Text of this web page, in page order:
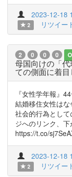
2023-12-18
2
リツイー
2 0 0 0
母国向けの「
ての側面に着目
『女性学年報』
結婚移住女性は
社会的行為とし
ジへのリンク、
https://t.co/
2023-12-18
2
リツイー